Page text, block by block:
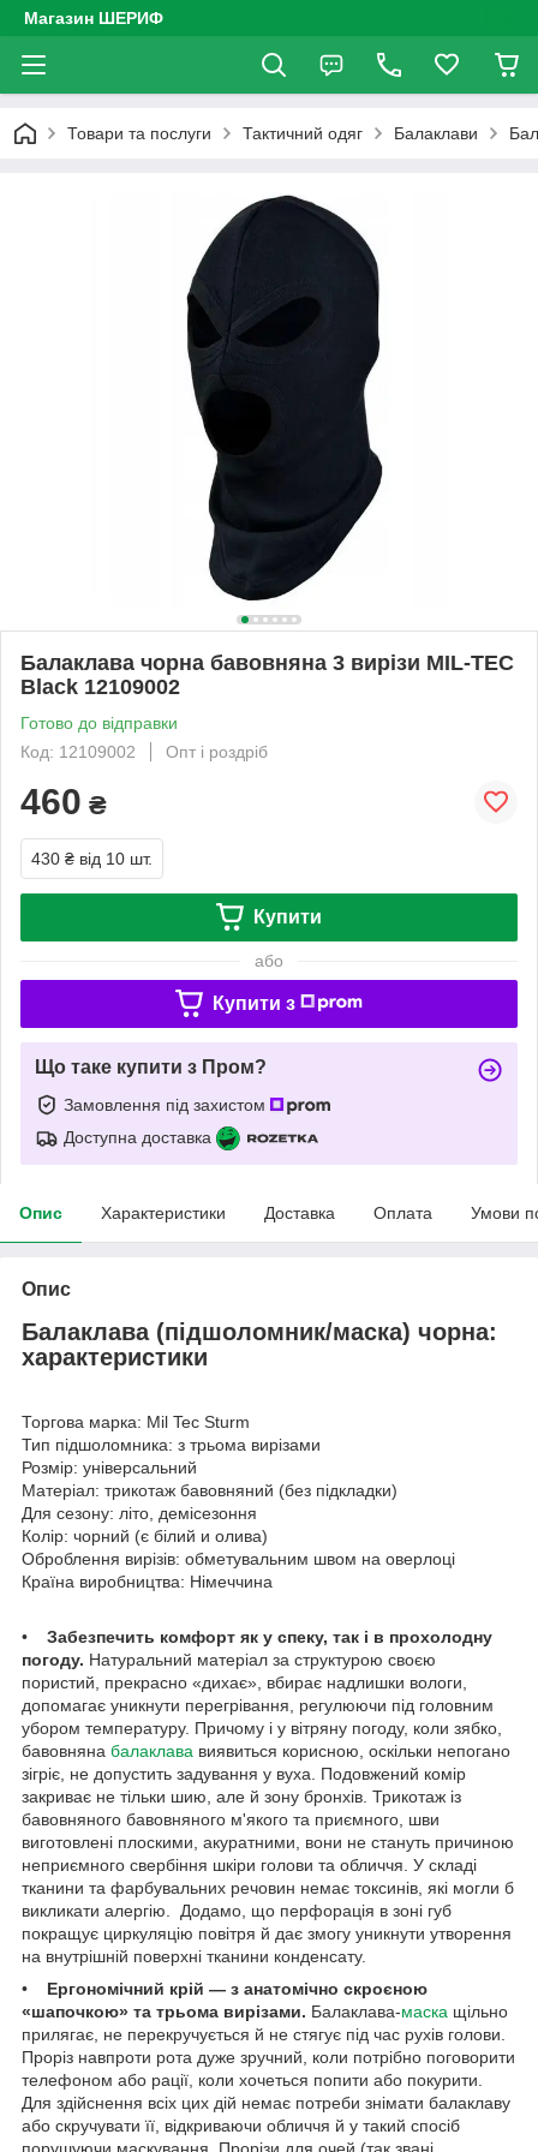
Магазин ШЕРИФ
Товари та послуги Тактичний одяг Балаклави
Балаклава чорна бавовняна 3 вирізи MIL-TEC
Black 12109002
Готово до відправки
Код: 12109002
Опт і роздріб
460 ₴
430 ₴ від 10 шт.
Купити
або
Купити з
Що таке купити з Пром?
Замовлення під захистом
Доступна доставка
Опис Характеристики Доставка Оплата Умови
Опис
Балаклава (підшоломник/маска) чорна:
характеристики
Торгова марка: Mil Tec Sturm
Тип підшоломника: з трьома вирізами
Розмір: універсальний
Матеріал: трикотаж бавовняний (без підкладки)
Для сезону: літо, демісезоння
Колір: чорний (є білий и олива)
Оброблення вирізів: обметувальним швом на оверлоці
Країна виробництва: Німеччина
• Забезпечить комфорт як у спеку, так і в прохолодну
погоду. Натуральний матеріал за структурою своєю
пористий, прекрасно «дихає», вбирає надлишки вологи,
допомагає уникнути перегрівання, регулюючи під головним
убором температуру. Причому і у вітряну погоду, коли зябко,
бавовняна балаклава виявиться корисною, оскільки непогано
зігріє, не допустить задування у вуха. Подовжений комір
закриває не тільки шию, але й зону бронхів. Трикотаж із
бавовняного бавовняного м'якого та приємного, шви
виготовлені плоскими, акуратними, вони не стануть причиною
неприємного свербіння шкіри голови та обличчя. У складі
тканини та фарбувальних речовин немає токсинів, які могли б
викликати алергію. Додамо, що перфорація в зоні губ
покращує циркуляцію повітря й дає змогу уникнути утворення
на внутрішній поверхні тканини конденсату.
• Ергономічний крій — з анатомічно скроєною
«шапочкою» та трьома вирізами. Балаклава-маска щільно
прилягає, не перекручується й не стягує під час рухів голови.
Проріз навпроти рота дуже зручний, коли потрібно поговорити
телефоном або рації, коли хочеться попити або покурити.
Для здійснення всіх цих дій немає потреби знімати балаклаву
або скручувати її, відкриваючи обличчя й у такий спосіб